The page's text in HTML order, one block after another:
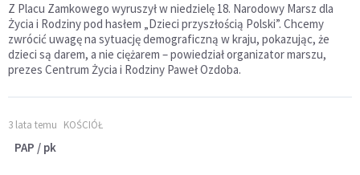
Z Placu Zamkowego wyruszył w niedzielę 18. Narodowy Marsz dla
Życia i Rodziny pod hasłem „Dzieci przyszłością Polski”. Chcemy
zwrócić uwagę na sytuację demograficzną w kraju, pokazując, że
dzieci są darem, a nie ciężarem – powiedział organizator marszu,
prezes Centrum Życia i Rodziny Paweł Ozdoba.
3 lata temu KOŚCIÓŁ
PAP / pk